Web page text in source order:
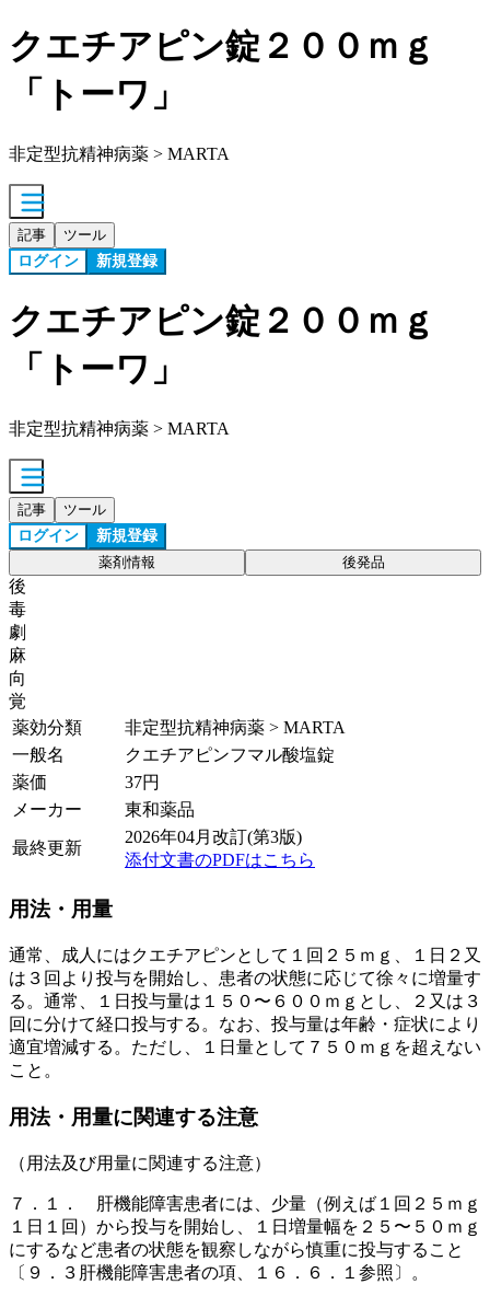
クエチアピン錠２００ｍｇ
「トーワ」
非定型抗精神病薬 > MARTA
記事 ツール
ログイン 新規登録
クエチアピン錠２００ｍｇ
「トーワ」
非定型抗精神病薬 > MARTA
記事 ツール
ログイン 新規登録
薬剤情報 後発品
後
毒
劇
麻
向
覚
薬効分類
非定型抗精神病薬 > MARTA
一般名
クエチアピンフマル酸塩錠
薬価
37円
メーカー
東和薬品
最終更新
2026年04月改訂(第3版)
添付文書のPDFはこちら
用法・用量
通常、成人にはクエチアピンとして１回２５ｍｇ、１日２又
は３回より投与を開始し、患者の状態に応じて徐々に増量す
る。通常、１日投与量は１５０〜６００ｍｇとし、２又は３
回に分けて経口投与する。なお、投与量は年齢・症状により
適宜増減する。ただし、１日量として７５０ｍｇを超えない
こと。
用法・用量に関連する注意
（用法及び用量に関連する注意）
７．１． 肝機能障害患者には、少量（例えば１回２５ｍｇ
１日１回）から投与を開始し、１日増量幅を２５〜５０ｍｇ
にするなど患者の状態を観察しながら慎重に投与すること
〔９．３肝機能障害患者の項、１６．６．１参照〕。